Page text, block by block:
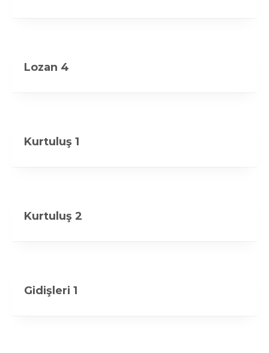
Lozan 4
Kurtuluş 1
Kurtuluş 2
Gidişleri 1